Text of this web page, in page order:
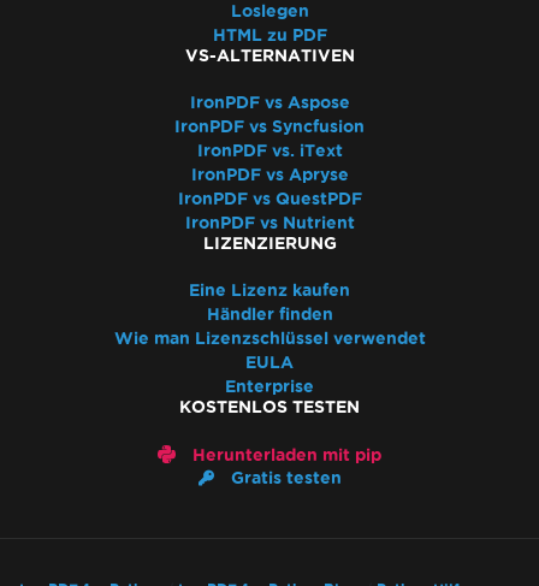
Loslegen
HTML zu PDF
VS-ALTERNATIVEN
IronPDF vs Aspose
IronPDF vs Syncfusion
IronPDF vs. iText
IronPDF vs Apryse
IronPDF vs QuestPDF
IronPDF vs Nutrient
LIZENZIERUNG
Eine Lizenz kaufen
Händler finden
Wie man Lizenzschlüssel verwendet
EULA
Enterprise
KOSTENLOS TESTEN
Herunterladen mit pip
Gratis testen